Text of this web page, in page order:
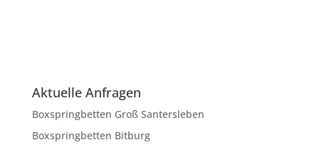
Aktuelle Anfragen
Boxspringbetten Groß Santersleben
Boxspringbetten Bitburg